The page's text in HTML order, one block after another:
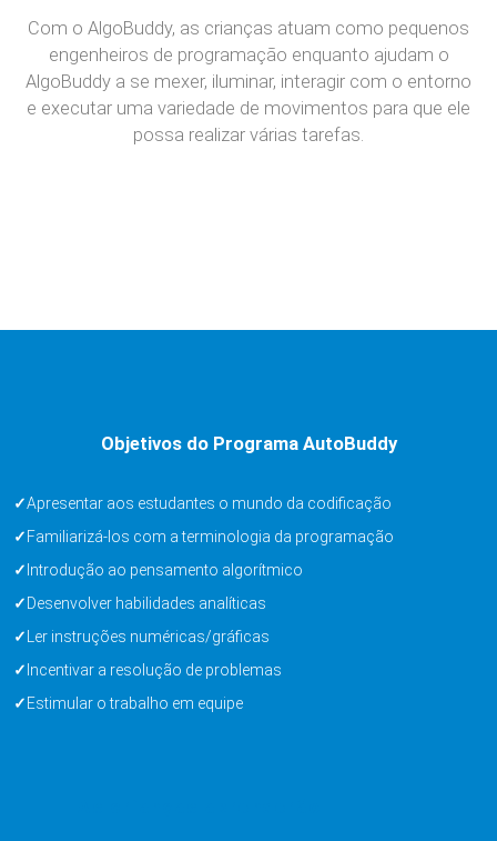
Com o AlgoBuddy, as crianças atuam como pequenos
engenheiros de programação enquanto ajudam o
AlgoBuddy a se mexer, iluminar, interagir com o entorno
e executar uma variedade de movimentos para que ele
possa realizar várias tarefas.
Objetivos do Programa AutoBuddy
Apresentar aos estudantes o mundo da codificação
Familiarizá-los com a terminologia da programação
Introdução ao pensamento algorítmico
Desenvolver habilidades analíticas
Ler instruções numéricas/gráficas
Incentivar a resolução de problemas
Estimular o trabalho em equipe